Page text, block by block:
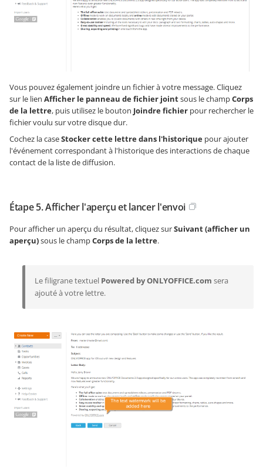
Vous pouvez également joindre un fichier à votre message. Cliquez
sur le lien Afficher le panneau de fichier jointsous le champCorps
de la lettre, puis utilisez le bouton Joindre fichier pour rechercher le
fichier voulu sur votre disque dur.
Cochez la caseStocker cette lettre dans l'historique pour ajouter
l'événement correspondant à l'historique des interactions de chaque
contact de la liste de diffusion.
Étape 5. Afficher l'aperçu et lancer l'envoi
Pour afficher un aperçu du résultat, cliquez surSuivant (afficher un
aperçu)sous le champCorps de la lettre.
Le filigrane textuel Powered by ONLYOFFICE.com sera
ajouté à votre lettre.